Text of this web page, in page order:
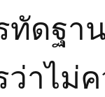
ทัดฐา
าไม่